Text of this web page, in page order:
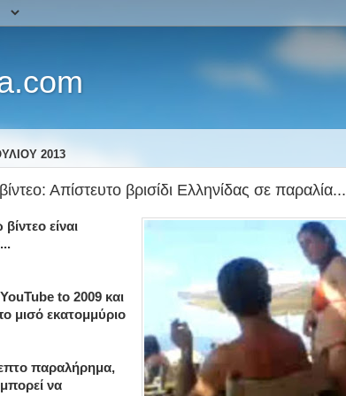
2013
Απίστευτο βρισίδι Ελληνίδας σε παραλία...
είναι
to 2009 και
μισό εκατομμύριο
παραλήρημα,
να